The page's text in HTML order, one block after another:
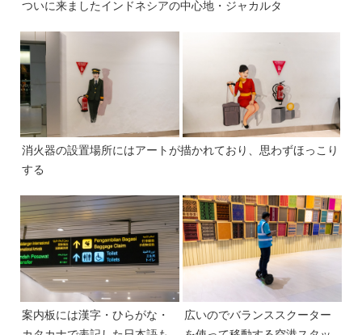
ついに来ましたインドネシアの中心地・ジャカルタ
消火器の設置場所にはアートが描かれており、思わずほっこり
する
案内板には漢字・ひらがな・
広いのでバランススクーター